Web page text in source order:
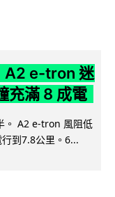
e-tron 迷
滿 8 成電
。 A2 e-tron 風阻低
到7.8公里。6...